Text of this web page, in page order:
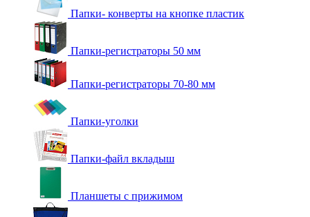
Папки- конверты на кнопке пластик
Папки-регистраторы 50 мм
Папки-регистраторы 70-80 мм
Папки-уголки
Папки-файл вкладыш
Планшеты с прижимом